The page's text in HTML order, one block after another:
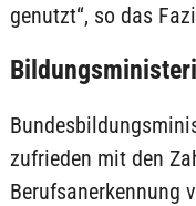
genutzt“, so das
zufrieden mit den
Berufsanerkennung